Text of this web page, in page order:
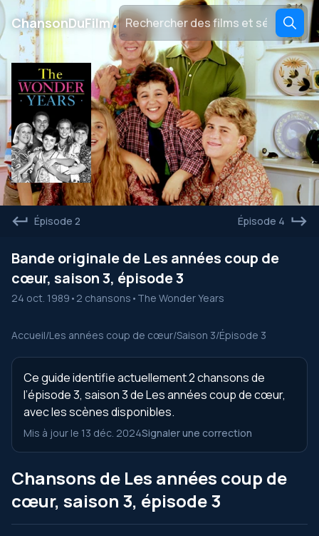
ChansonDuFilm․
Épisode 2 Épisode 4
Bande originale de Les années coup de
cœur, saison 3, épisode 3
24 oct. 1989 • 2 chansons • The Wonder Years
Accueil/Les années coup de cœur/Saison 3/Épisode 3
Ce guide identifie actuellement 2 chansons de
l’épisode 3, saison 3 de Les années coup de cœur,
avec les scènes disponibles.
Mis à jour le 13 déc. 2024Signaler une correction
Chansons de Les années coup de
cœur, saison 3, épisode 3